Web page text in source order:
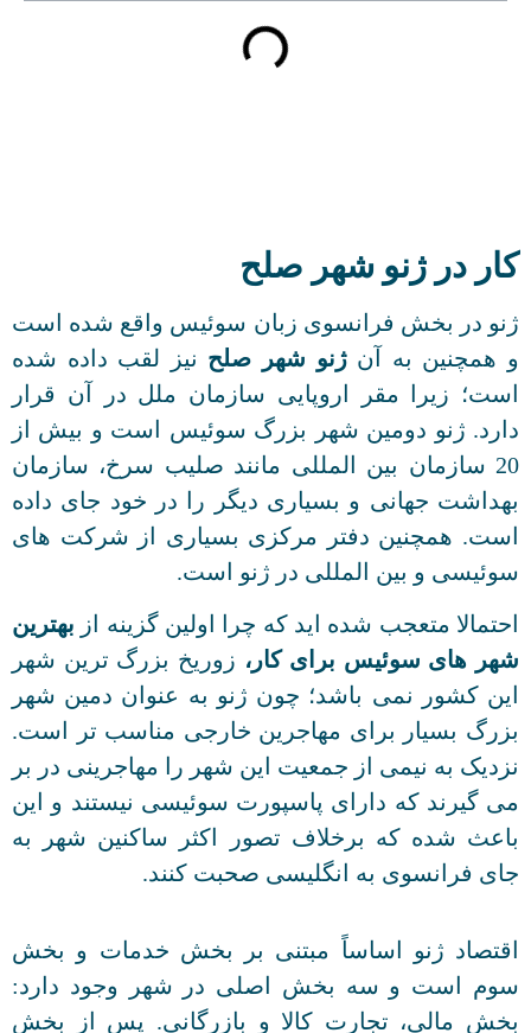
کار در ژنو شهر صلح
ژنو در بخش فرانسوی زبان سوئیس واقع شده است
و همچنین به آنژنو شهر صلح نیز لقب داده شده
است؛ زیرا مقر اروپایی سازمان ملل در آن قرار
دارد. ژنو دومین شهر بزرگ سوئیس است و بیش از
20 سازمان بین المللی مانند صلیب سرخ، سازمان
بهداشت جهانی و بسیاری دیگر را در خود جای داده
است. همچنین دفتر مرکزی بسیاری از شرکت های
سوئیسی و بین المللی در ژنو است.
احتمالا متعجب شده اید که چرا اولین گزینه از بهترین
شهر های سوئیس برای کار، زوریخ بزرگ ترین شهر
این کشور نمی باشد؛ چون ژنو به عنوان دمین شهر
بزرگ بسیار برای مهاجرین خارجی مناسب تر است.
نزدیک به نیمی از جمعیت این شهر را مهاجرینی در بر
می گیرند که دارای پاسپورت سوئیسی نیستند و این
باعث شده که برخلاف تصور اکثر ساکنین شهر به
جای فرانسوی به انگلیسی صحبت کنند.
اقتصاد ژنو اساساً مبتنی بر بخش خدمات و بخش
سوم است و سه بخش اصلی در شهر وجود دارد:
بخش مالی، تجارت کالا و بازرگانی. پس از بخش